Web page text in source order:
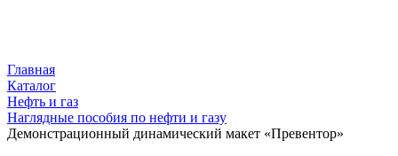
Главная
Каталог
Нефть и газ
Наглядные пособия по нефти и газу
Демонстрационный динамический макет «Превентор»